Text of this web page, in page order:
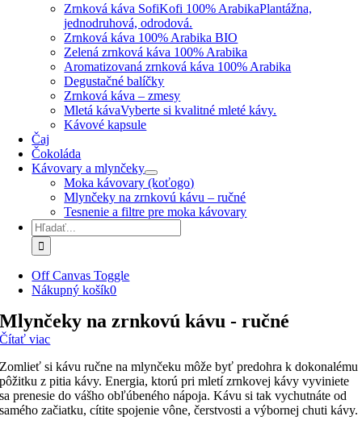
Zrnková káva SofiKofi 100% ArabikaPlantážna,
jednodruhová, odrodová.
Zrnková káva 100% Arabika BIO
Zelená zrnková káva 100% Arabika
Aromatizovaná zrnková káva 100% Arabika
Degustačné balíčky
Zrnková káva – zmesy
Mletá kávaVyberte si kvalitné mleté kávy.
Kávové kapsule
Čaj
Čokoláda
Kávovary a mlynčeky
Moka kávovary (koťogo)
Mlynčeky na zrnkovú kávu – ručné
Tesnenie a filtre pre moka kávovary
Hľadať:
Off Canvas Toggle
Nákupný košík0
Mlynčeky na zrnkovú kávu - ručné
Čítať viac
Zomlieť si kávu ručne na mlynčeku môže byť predohra k dokonalému
pôžitku z pitia kávy. Energia, ktorú pri mletí zrnkovej kávy vyviniete
sa prenesie do vášho obľúbeného nápoja. Kávu si tak vychutnáte od
samého začiatku, cítite spojenie vône, čerstvosti a výbornej chuti kávy.